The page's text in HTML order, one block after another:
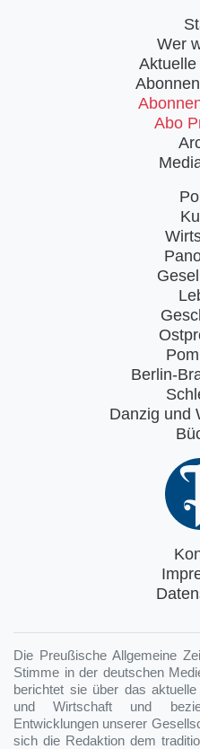
Wer
Aktuelle
Abo
Berlin-
Danzig und
Die Preußische Allgemeine
Stimme in der deutschen
berichtet sie über das
und Wirtschaft und
Entwicklungen unserer
sich die Redaktion dem